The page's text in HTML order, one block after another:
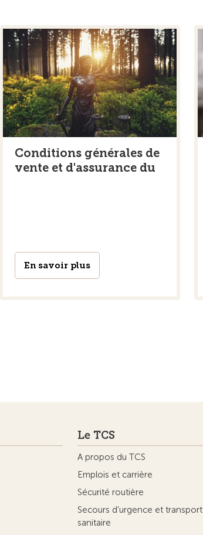
Conditions générales de
vente et d'assurance du
En savoir plus
Le TCS
A propos du TCS
Emplois et carrière
Sécurité routière
Secours d'urgence et transport
sanitaire